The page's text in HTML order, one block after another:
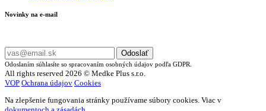
Novinky na e-mail
Odoslať
Odoslaním súhlasíte so spracovaním osobných údajov podľa GDPR.
All rights reserved 2026 © Medke Plus s.r.o.
VOP Ochrana údajov Cookies
Na zlepšenie fungovania stránky používame súbory cookies. Viac v